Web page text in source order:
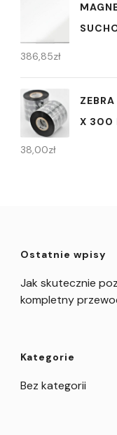
386,85zł
X 300
38,00zł
Ostatnie wpisy
Jak skutecznie
kompletny
Kategorie
Bez kategorii